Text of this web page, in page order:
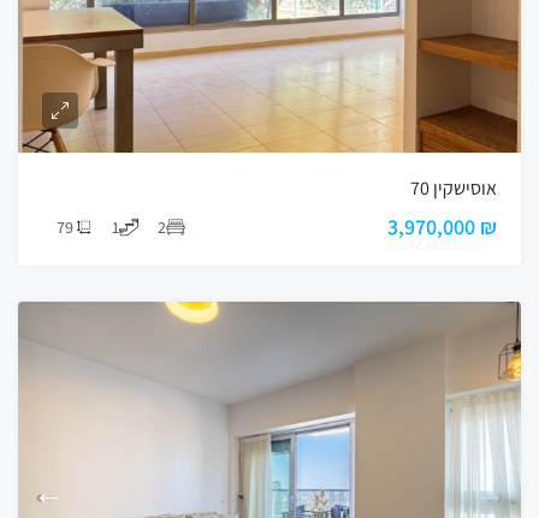
אוסישקין 70
₪ 3,970,000
2
1
79